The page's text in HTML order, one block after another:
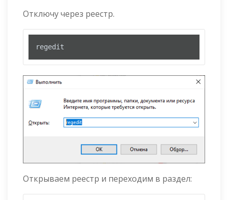
Отключу через реестр.
regedit
Открываем реестр и переходим в раздел: